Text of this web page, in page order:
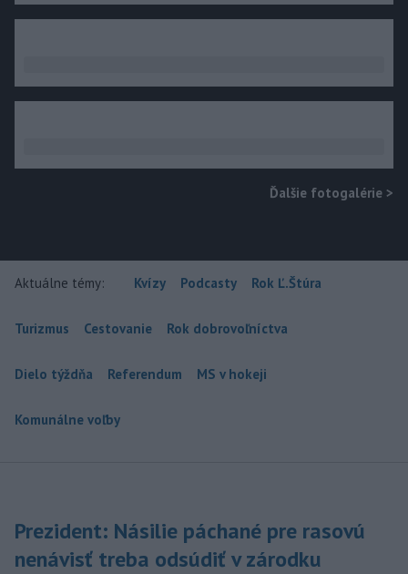
Ďalšie fotogalérie >
Aktuálne témy: Kvízy Podcasty Rok Ľ.Štúra
Turizmus Cestovanie Rok dobrovoľníctva
Dielo týždňa Referendum MS v hokeji
Komunálne voľby
Prezident: Násilie páchané pre rasovú
nenávisť treba odsúdiť v zárodku